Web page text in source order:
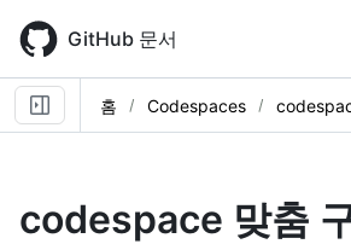
main
content
GitHub 문서
홈 Codespaces
codespace 맞춤